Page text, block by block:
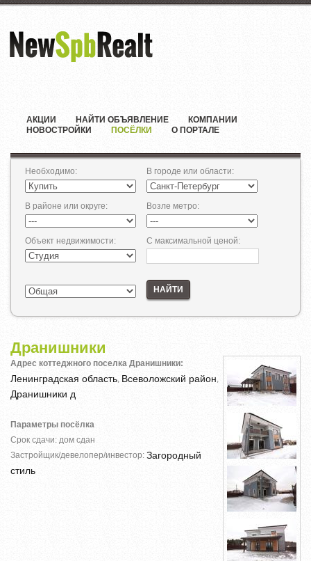
АКЦИИ НАЙТИ ОБЪЯВЛЕНИЕ
КОМПАНИИ
НОВОСТРОЙКИ
ПОСЁЛКИ О ПОРТАЛЕ
Необходимо: В городе или области:
В районе или округе: Возле метро:
Объект недвижимости: С максимальной ценой:
НАЙТИ
Дранишники
Адрес коттеджного поселка Дранишники:
Ленинградская область Всеволожский район
Дранишники д
Параметры посёлка
Срок сдачи: дом сдан
Застройщик/девелопер/инвестор: Загородный
стиль